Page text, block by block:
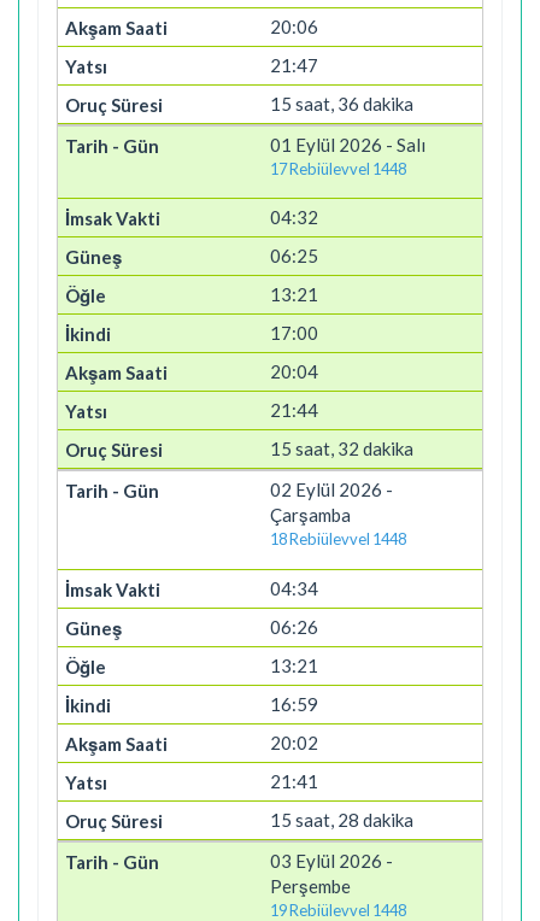
20:06
21:47
15 saat, 36 dakika
01 Eylül 2026 - Salı
17 Rebiülevvel 1448
04:32
06:25
13:21
17:00
20:04
21:44
15 saat, 32 dakika
02 Eylül 2026 -
Çarşamba
18 Rebiülevvel 1448
04:34
06:26
13:21
16:59
20:02
21:41
15 saat, 28 dakika
03 Eylül 2026 -
Perşembe
19 Rebiülevvel 1448